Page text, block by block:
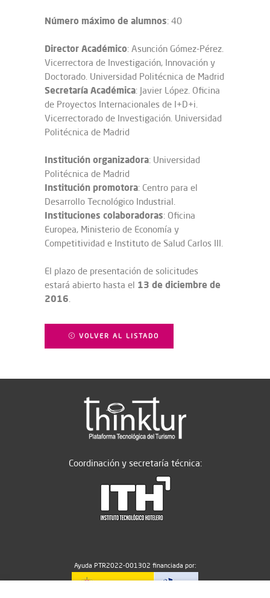
Número máximo de alumnos: 40
Director Académico: Asunción Gómez-Pérez.
Vicerrectora de Investigación, Innovación y
Doctorado. Universidad Politécnica de Madrid
Secretaría Académica: Javier López. Oficina
de Proyectos Internacionales de I+D+i.
Vicerrectorado de Investigación. Universidad
Politécnica de Madrid
Institución organizadora: Universidad
Politécnica de Madrid
Institución promotora: Centro para el
Desarrollo Tecnológico Industrial.
Instituciones colaboradoras: Oficina
Europea, Ministerio de Economía y
Competitividad e Instituto de Salud Carlos III.
El plazo de presentación de solicitudes
estará abierto hasta el 13 de diciembre de
2016.
VOLVER AL LISTADO
Coordinación y secretaría técnica:
Ayuda PTR2022-001302 financiada por: